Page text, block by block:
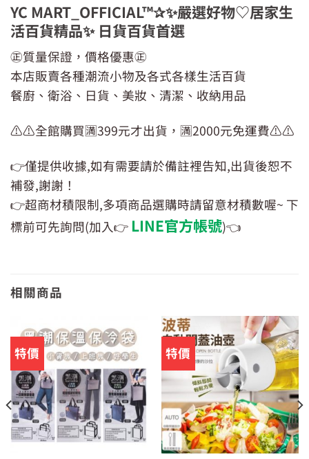
YC MART_OFFICIAL™✰✨嚴選好物♡居家生
活百貨精品✨ 日貨百貨首選
㊣質量保證，價格優惠㊣
本店販賣各種潮流小物及各式各樣生活百貨
餐廚、衛浴、日貨、美妝、清潔、收納用品
⚠️⚠️全館購買🈵399元才出貨，🈵2000元免運費⚠️⚠️
👉僅提供收據,如有需要請於備註裡告知,出貨後恕不
補發,謝謝！
👉超商材積限制,多項商品選購時請留意材積數喔~ 下
標前可先詢問(加入👉 LINE官方帳號)👈
相關商品
特價 特價